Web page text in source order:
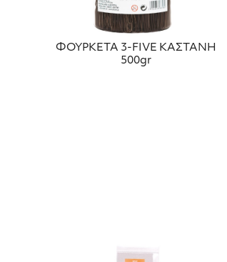
ΦΟΥΡΚΕΤΑ 3-FIVE ΚΑΣΤΑΝΗ
500gr